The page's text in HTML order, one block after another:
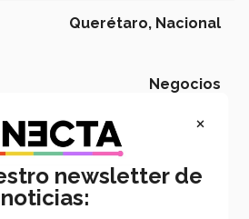
Querétaro, Nacional
Negocios
Campus Querétaro,
Emprendimiento
×
newsletter de
noticias: